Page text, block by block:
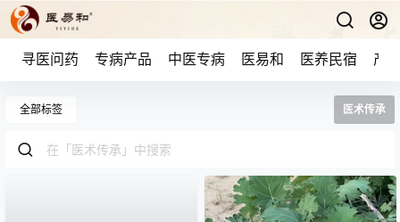
寻医问药 专病产品 中医专病 医易和 医养民宿 产
全部标签 医术传承